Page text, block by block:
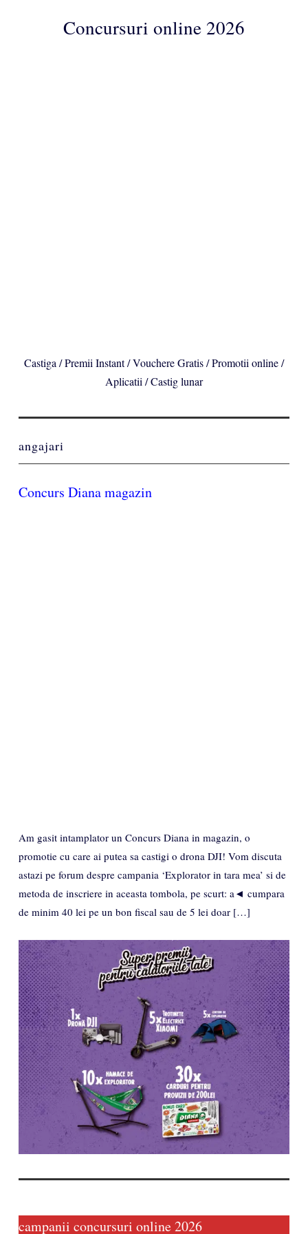
ConcursuriConcursuri online 2026
Castiga / Premii Instant / Vouchere Gratis / Promotii online /
Aplicatii / Castig lunar
angajari
Concurs Diana magazin
Am gasit intamplator un Concurs Diana in magazin, o
promotie cu care ai putea sa castigi o drona DJI! Vom discuta
astazi pe forum despre campania ‘Explorator in tara mea’ si de
metoda de inscriere in aceasta tombola, pe scurt: a◄ cumpara
de minim 40 lei pe un bon fiscal sau de 5 lei doar […]
campanii concursuri online 2026